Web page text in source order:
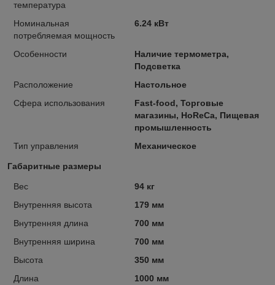
температура
Номинальная
потребляемая мощность
6.24 кВт
Особенности
Наличие термометра,
Подсветка
Расположение
Настольное
Сфера использования
Fast-food, Торговые
магазины, HoReCa, Пищевая
промышленность
Тип управления
Механическое
Габаритные размеры
Вес
94 кг
Внутренняя высота
179 мм
Внутренняя длина
700 мм
Внутренняя ширина
700 мм
Высота
350 мм
Длина
1000 мм